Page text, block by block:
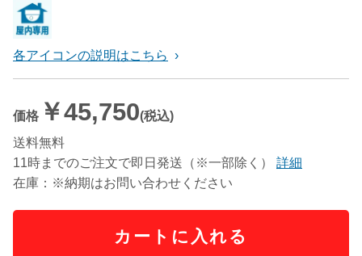
各アイコンの説明はこちら
価格 ￥45,750(税込)
送料無料
11時までのご注文で即日発送（※一部除く）
詳細
在庫：※納期はお問い合わせください
カートに入れる